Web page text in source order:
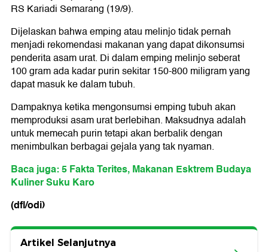
RS Kariadi Semarang (19/9).
Dijelaskan bahwa emping atau melinjo tidak pernah
menjadi rekomendasi makanan yang dapat dikonsumsi
penderita asam urat. Di dalam emping melinjo seberat
100 gram ada kadar purin sekitar 150-800 miligram yang
dapat masuk ke dalam tubuh.
Dampaknya ketika mengonsumsi emping tubuh akan
memproduksi asam urat berlebihan. Maksudnya adalah
untuk memecah purin tetapi akan berbalik dengan
menimbulkan berbagai gejala yang tak nyaman.
Baca juga: 5 Fakta Terites, Makanan Esktrem Budaya
Kuliner Suku Karo
(dfl/odi)
Artikel Selanjutnya